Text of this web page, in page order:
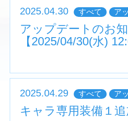
2025.04.30 すべて ア
アップデートのお
【2025/04/30(水)
2025.04.29 すべて ア
キャラ専用装備１追